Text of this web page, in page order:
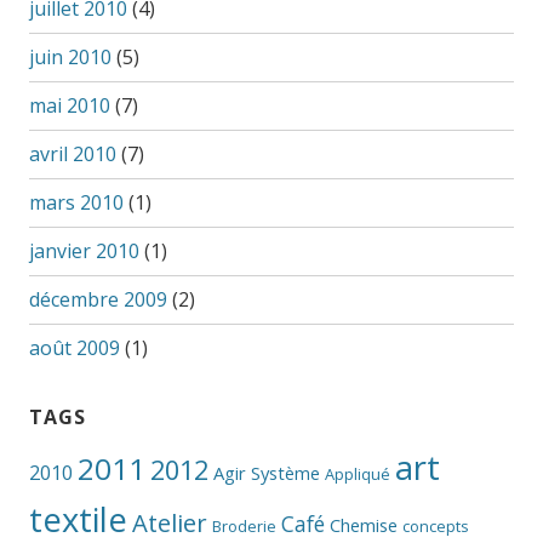
juillet 2010 (4)
juin 2010 (5)
mai 2010 (7)
avril 2010 (7)
mars 2010 (1)
janvier 2010 (1)
décembre 2009 (2)
août 2009 (1)
TAGS
2010 2011 2012 Agir Système Appliqué art
textileAtelier Broderie Café Chemise concepts